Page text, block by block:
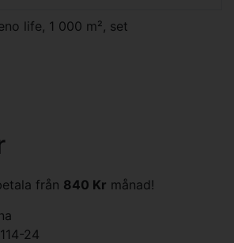
life, 1 000 m², set
från 840 Kr månad!
24